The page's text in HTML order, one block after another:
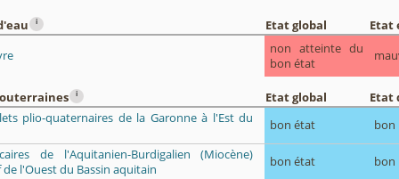
i Etat global
Etat
non atteinte du
bon état
i Etat global
Etat
plio-quaternaires de la Garonne à l'Est du
bon état
bon
de l'Aquitanien-Burdigalien (Miocène)
l'Ouest du Bassin aquitain
bon état
bon